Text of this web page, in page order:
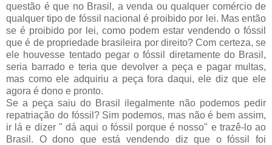
questão é que no Brasil, a venda ou qualquer comércio de
qualquer tipo de fóssil nacional é proibido por lei. Mas então
se é proibido por lei, como podem estar vendendo o fóssil
que é de propriedade brasileira por direito? Com certeza, se
ele houvesse tentado pegar o fóssil diretamente do Brasil,
seria barrado e teria que devolver a peça e pagar multas,
mas como ele adquiriu a peça fora daqui, ele diz que ele
agora é dono e pronto.
Se a peça saiu do Brasil ilegalmente não podemos pedir
repatriação do fóssil? Sim podemos, mas não é bem assim,
ir lá e dizer " dá aqui o fóssil porque é nosso" e trazê-lo ao
Brasil. O dono que está vendendo diz que o fóssil foi